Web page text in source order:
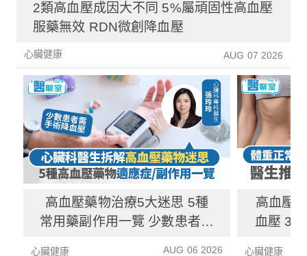
2類高血壓成因大不同 5%屬頑固性高血壓
服藥無效 RDN微創降血壓
心臟健康 AUG 07 2026
高血壓藥物治療5大迷思 5種
常用藥副作用一覽 少數患者需
心臟健康 AUG 06 2026
高血壓
血壓 3
心臟健康